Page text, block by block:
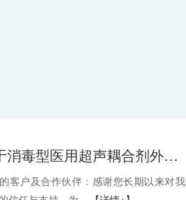
关于消毒型医用超声耦合剂外包装装箱方式变更的通知-武汉耦合医学
客户及合作伙伴：感谢您长期以来对我